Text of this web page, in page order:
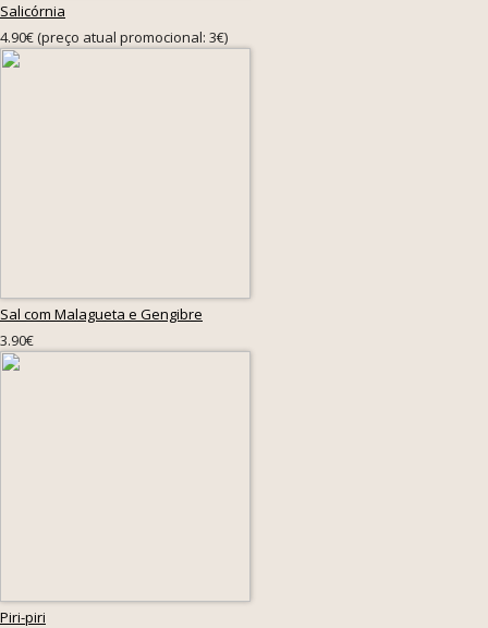
Salicórnia
4.90€ (preço atual promocional: 3€)
Sal com Malagueta e Gengibre
3.90€
Piri-piri